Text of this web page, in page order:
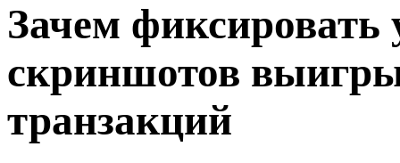
Зачем фиксировать
скриншотов
транзакций